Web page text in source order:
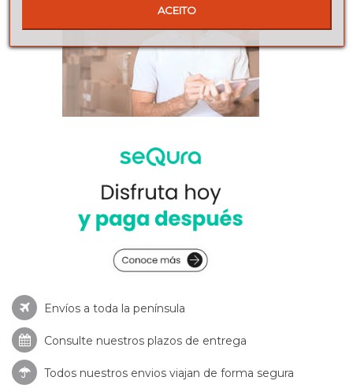
Envíos a toda la península
Consulte nuestros plazos de entrega
Todos nuestros envios viajan de forma segura
ACEITO